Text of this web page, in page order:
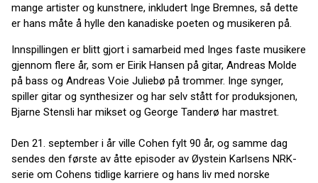
mange artister og kunstnere, inkludert Inge Bremnes, så dette
er hans måte å hylle den kanadiske poeten og musikeren på.
Innspillingen er blitt gjort i samarbeid med Inges faste musikere
gjennom flere år, som er Eirik Hansen på gitar, Andreas Molde
på bass og Andreas Voie Juliebø på trommer. Inge synger,
spiller gitar og synthesizer og har selv stått for produksjonen,
Bjarne Stensli har mikset og George Tanderø har mastret.
Den 21. september i år ville Cohen fylt 90 år, og samme dag
sendes den første av åtte episoder av Øystein Karlsens NRK-
serie om Cohens tidlige karriere og hans liv med norske